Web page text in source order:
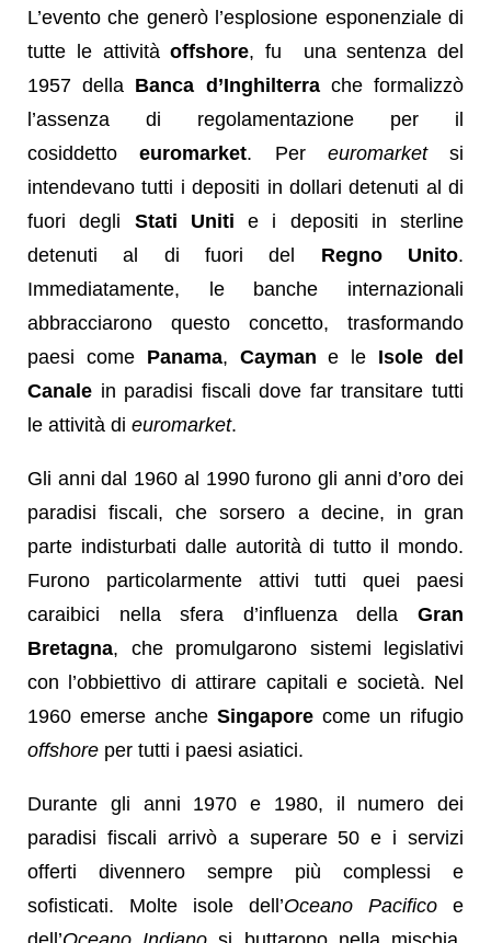
L’evento che generò l’esplosione esponenziale di
tutte le attivitàoffshore, fu una sentenza del
1957 della Banca d’Inghilterra che formalizzò
l’assenza di regolamentazione per il
cosiddettoeuromarket. Per euromarketsi
intendevano tutti i depositi in dollari detenuti al di
fuori degli Stati Uniti e i depositi in sterline
detenuti al di fuori del Regno Unito.
Immediatamente, le banche internazionali
abbracciarono questo concetto, trasformando
paesi come Panama, Cayman e le Isole del
Canale in paradisi fiscali dove far transitare tutti
le attività di euromarket.
Gli anni dal 1960 al 1990 furono gli anni d’oro dei
paradisi fiscali, che sorsero a decine, in gran
parte indisturbati dalle autorità di tutto il mondo.
Furono particolarmente attivi tutti quei paesi
caraibici nella sfera d’influenza della Gran
Bretagna, che promulgarono sistemi legislativi
con l’obbiettivo di attirare capitali e società. Nel
1960 emerse anche Singapore come un rifugio
offshore per tutti i paesi asiatici.
Durante gli anni 1970 e 1980, il numero dei
paradisi fiscali arrivò a superare 50 e i servizi
offerti divennero sempre più complessi e
sofisticati. Molte isole dell’Oceano Pacifico e